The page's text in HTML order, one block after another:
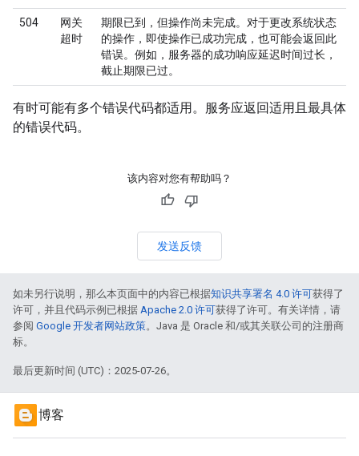
504
网关
超时
期限已到，但操作尚未完成。对于更改系统状态
的操作，即使操作已成功完成，也可能会返回此
错误。例如，服务器的成功响应延迟时间过长，
截止期限已过。
有时可能有多个错误代码都适用。服务应返回适用且最具体
的错误代码。
该内容对您有帮助吗？
发送反馈
如未另行说明，那么本页面中的内容已根据知识共享署名 4.0 许可获得了
许可，并且代码示例已根据 Apache 2.0 许可获得了许可。有关详情，请
参阅 Google 开发者网站政策。Java 是 Oracle 和/或其关联公司的注册商
标。
最后更新时间 (UTC)：2025-07-26。
博客